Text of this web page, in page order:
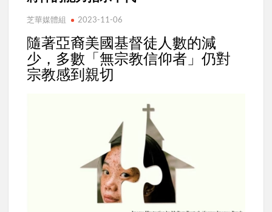
芝華媒體組 2023-11-06
隨著亞裔美國基督徒人數的減
少，多數「無宗教信仰者」仍對
宗教感到親切